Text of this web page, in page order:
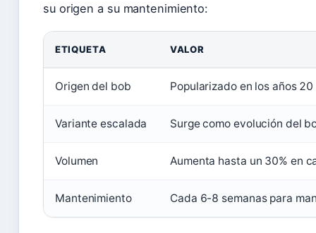
su origen a su mantenimiento:
ETIQUETA VALOR
Origen del bob Popularizado en los años
Variante escalada Surge como evolución del
Volumen Aumenta hasta un 30% en
Mantenimiento Cada 6-8 semanas para